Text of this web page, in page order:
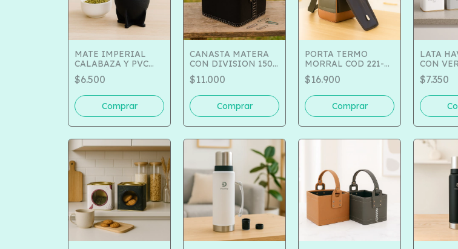
MATE IMPERIAL
CALABAZA Y PVC
COD 501-1302
$6.500
CANASTA MATERA
CON DIVISION 150-
95
$11.000
PORTA TERMO
MORRAL COD 221-
245
$16.900
LATA
CON
510-494
$7.350